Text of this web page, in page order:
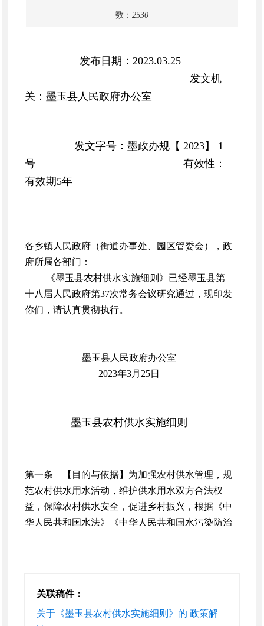
数： 2530
发布日期：2023.03.25
发文机
关：墨玉县人民政府办公室
发文字号：墨政办规【 2023】 1
号
有效性：
有效期5年
各乡镇人民政府（街道办事处、园区管委会），政
府所属各部门：
《墨玉县农村供水实施细则》已经墨玉县第
十八届人民政府第37次常务会议研究通过，现印发
你们，请认真贯彻执行。
墨玉县人民政府办公室
2023年3月25日
墨玉县农村供水实施细则
第一条 【目的与依据】为加强农村供水管理，规
范农村供水用水活动，维护供水用水双方合法权
益，保障农村供水安全，促进乡村振兴，根据《中
华人民共和国水法》《中华人民共和国水污染防治
第二条 【适用范围】墨玉县行政区域内从事农村
供水规划、工程建设、运行管护、水源保护、水质
关联稿件：
关于《墨玉县农村供水实施细则》的 政策解